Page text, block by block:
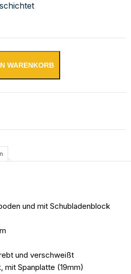
mit Schubladenblock
WARENKORB
und mit Schubladenblock
und verschweißt
Spanplatte (19mm)